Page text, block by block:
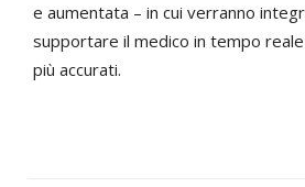
e aumentata – in cui verranno
supportare il medico in tempo
più accurati.